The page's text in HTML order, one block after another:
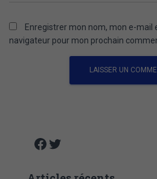
Enregistrer mon nom, mon e-mail
navigateur pour mon prochain
Facebook Twitter